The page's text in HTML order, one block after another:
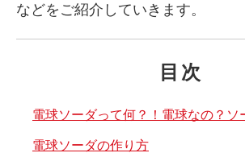
などをご紹介していきます。
目次
電球ソーダって何？！電球なの？ソ
電球ソーダの作り方